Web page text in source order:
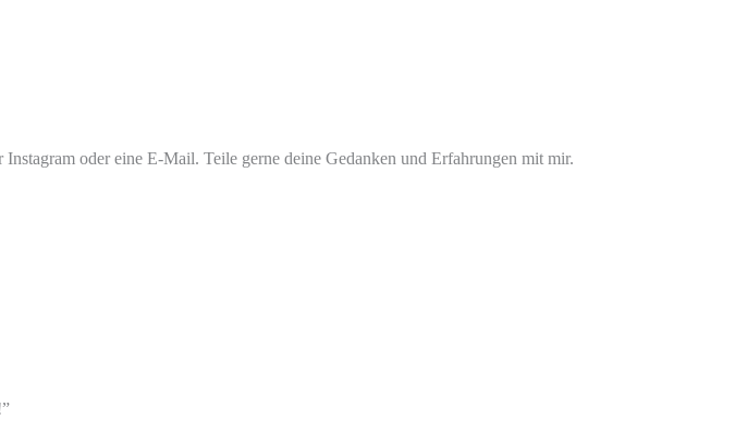
oder eine E-Mail. Teile gerne deine Gedanken und Erfahrungen mit mir.